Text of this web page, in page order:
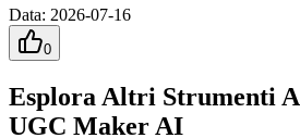
Data: 2026-07-16
0
Esplora Altri Strumenti
UGC Maker AI